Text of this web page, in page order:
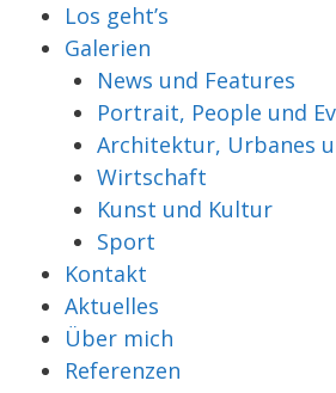
Los geht’s
Galerien
News und Features
Portrait, People und
Architektur, Urbanes
Wirtschaft
Kunst und Kultur
Sport
Kontakt
Aktuelles
Über mich
Referenzen